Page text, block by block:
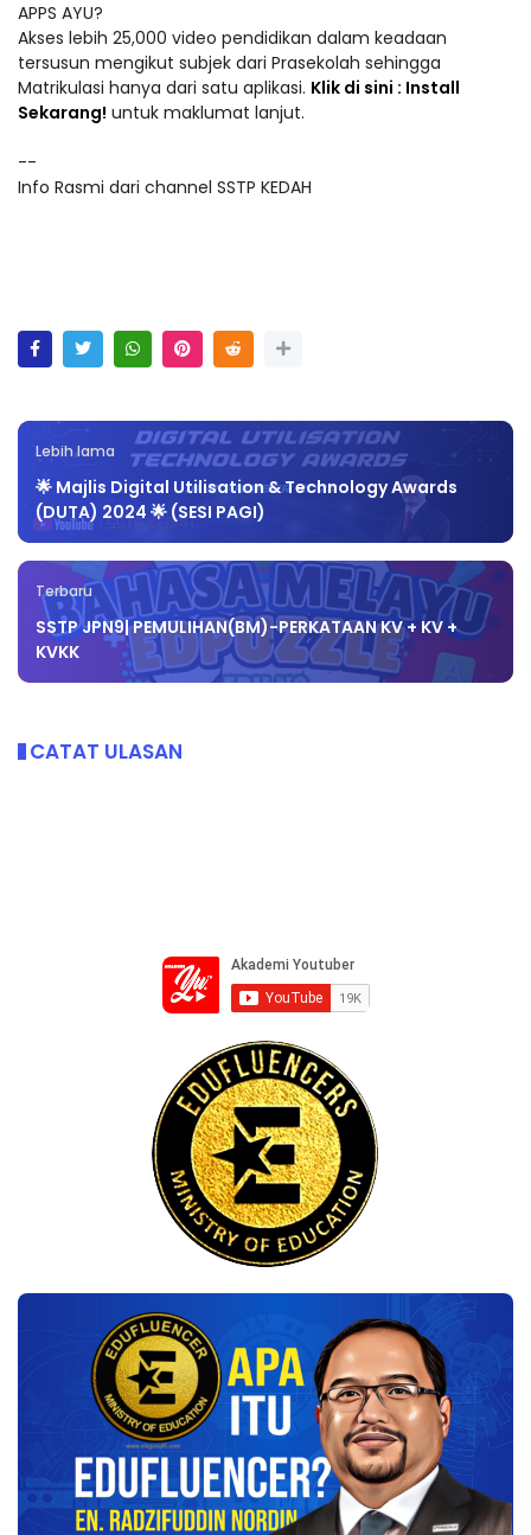
APPS AYU?
Akses lebih 25,000 video pendidikan dalam keadaan
tersusun mengikut subjek dari Prasekolah sehingga
Matrikulasi hanya dari satu aplikasi. Klik di sini : Install
Sekarang! untuk maklumat lanjut.
--
Info Rasmi dari channel SSTP KEDAH
Lebih lama
🌟 Majlis Digital Utilisation & Technology Awards
(DUTA) 2024 🌟 (SESI PAGI)
Terbaru
SSTP JPN9| PEMULIHAN(BM)-PERKATAAN KV + KV +
KVKK
CATAT ULASAN